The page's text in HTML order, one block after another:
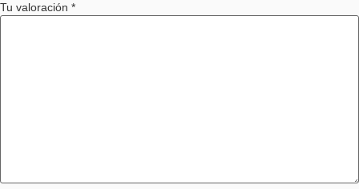
Tu valoración *